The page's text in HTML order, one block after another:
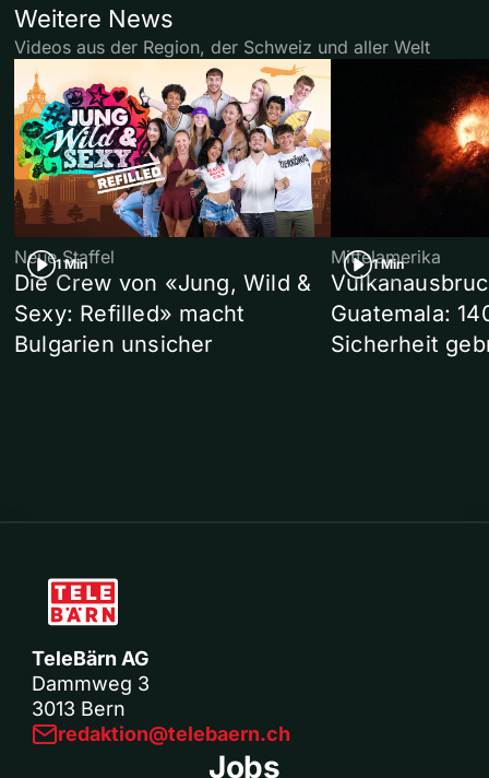
Weitere News
Videos aus der Region, der Schweiz und aller Welt
1 Min
Neue Staffel
Die Crew von «Jung, Wild &
Sexy: Refilled» macht
Bulgarien unsicher
1 Min
Mittelamerika
Guatemala:
Sicherheit
TeleBärn AG
Dammweg 3
3013 Bern
redaktion@telebaern.ch
Jobs